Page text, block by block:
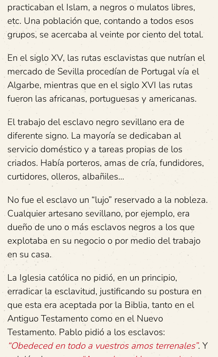
practicaban el Islam, a negros o mulatos libres,
etc. Una población que, contando a todos esos
grupos, se acercaba al veinte por ciento del total.
En el siglo XV, las rutas esclavistas que nutrían el
mercado de Sevilla procedían de Portugal vía el
Algarbe, mientras que en el siglo XVI las rutas
fueron las africanas, portuguesas y americanas.
El trabajo del esclavo negro sevillano era de
diferente signo. La mayoría se dedicaban al
servicio doméstico y a tareas propias de los
criados. Había porteros, amas de cría, fundidores,
curtidores, olleros, albañiles…
No fue el esclavo un “lujo” reservado a la nobleza.
Cualquier artesano sevillano, por ejemplo, era
dueño de uno o más esclavos negros a los que
explotaba en su negocio o por medio del trabajo
en su casa.
La Iglesia católica no pidió, en un principio,
erradicar la esclavitud, justificando su postura en
que esta era aceptada por la Biblia, tanto en el
Antiguo Testamento como en el Nuevo
Testamento. Pablo pidió a los esclavos:
“Obedeced en todo a vuestros amos terrenales”. Y